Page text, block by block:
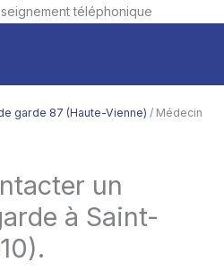
téléphonique
garde 87 (Haute-Vienne) / Médecin
un
à Saint-